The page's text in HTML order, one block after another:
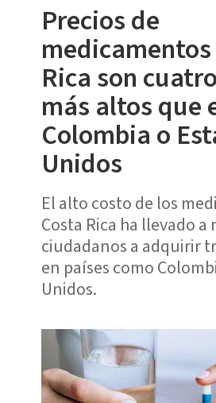
Precios de
medicamentos
Rica son
más altos que
Colombia o
Unidos
El alto costo de los
Costa Rica ha llevado a
ciudadanos a adquirir
en países como
Unidos.